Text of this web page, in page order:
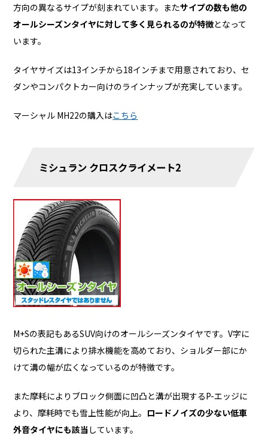
方向の異なるサイプが刻まれています。またサイプの数も他の
オールシーズンタイヤに対して多く見られるのが特徴となって
います。
タイヤサイズは13インチから18インチまで用意されており、セ
ダンやコンパクトカー向けのラインナップが充実しています。
マーシャル MH22の購入はこちら
ミシュラン クロスクライメート2
M+Sの表記もあるSUV向けのオールシーズンタイヤです。V字に
切られた主溝により排水機能を高めており、ショルダー部にか
けて溝の幅が広くなっているのが特徴です。
また摩耗によりブロック側面に凹凸と溝が出現するP-エッジに
より、摩耗時でも雪上性能が向上。 ロードノイズの少ない低車
外音タイヤにも該当 しています。